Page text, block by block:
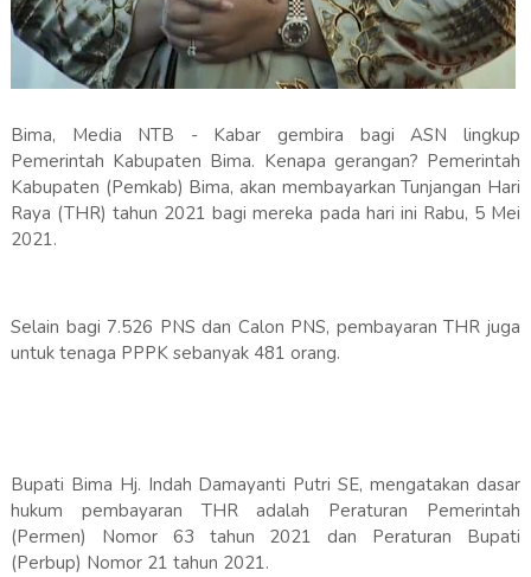
Bima, Media NTB - Kabar gembira bagi ASN lingkup
Pemerintah Kabupaten Bima. Kenapa gerangan? Pemerintah
Kabupaten (Pemkab) Bima, akan membayarkan Tunjangan Hari
Raya (THR) tahun 2021 bagi mereka pada hari ini Rabu, 5 Mei
2021.
Selain bagi 7.526 PNS dan Calon PNS, pembayaran THR juga
untuk tenaga PPPK sebanyak 481 orang.
Bupati Bima Hj. Indah Damayanti Putri SE, mengatakan dasar
hukum pembayaran THR adalah Peraturan Pemerintah
(Permen) Nomor 63 tahun 2021 dan Peraturan Bupati
(Perbup) Nomor 21 tahun 2021.